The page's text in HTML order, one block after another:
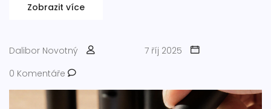
Zobrazit více
Dalibor Novotný
7 říj 2025
0 Komentáře